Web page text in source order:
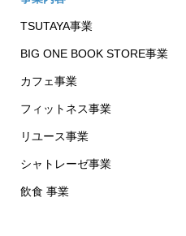
TSUTAYA事業
BIG ONE BOOK STORE事業
カフェ事業
フィットネス事業
リユース事業
シャトレーゼ事業
飲食 事業